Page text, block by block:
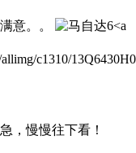
意。。
c1310/
，慢慢往下看！